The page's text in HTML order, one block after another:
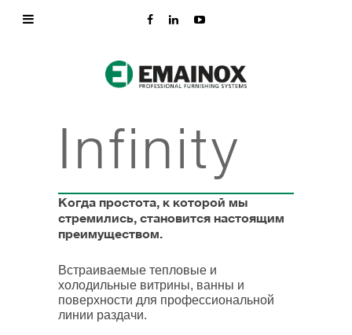
Infinity
Когда простота, к которой мы
стремились, становится настоящим
преимуществом.
Встраиваемые тепловые и
холодильные витрины, ванны и
поверхности для профессиональной
линии раздачи.